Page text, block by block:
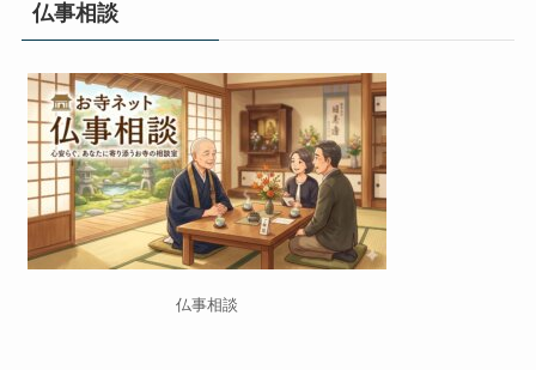
仏事相談
仏事相談